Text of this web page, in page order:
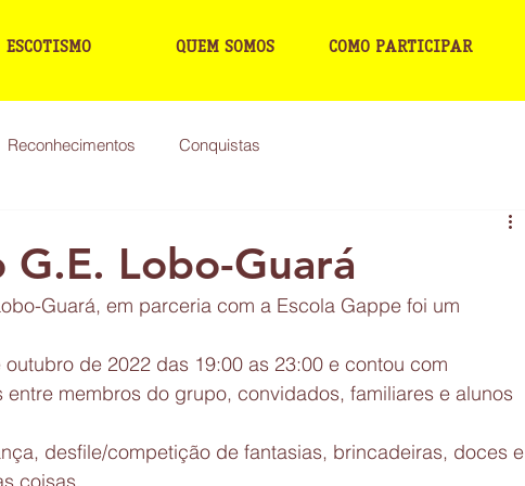
ESCOTISMO QUEM SOMOS COMO PARTICIPAR
Reconhecimentos Conquistas
Lobo-Guará
Guará, em parceria com a Escola Gappe foi um
de 2022 das 19:00 as 23:00 e contou com
membros do grupo, convidados, familiares e alunos
desfile/competição de fantasias, brincadeiras, doces e